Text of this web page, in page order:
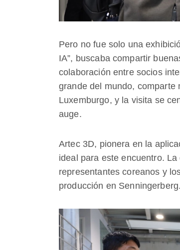
Pero no fue solo una
IA”, buscaba compartir
colaboración entre socios
grande del mundo, comparte
Luxemburgo, y la visita se
auge.
Artec 3D, pionera en la
ideal para este encuentro.
representantes coreanos y
producción en Senningerberg.